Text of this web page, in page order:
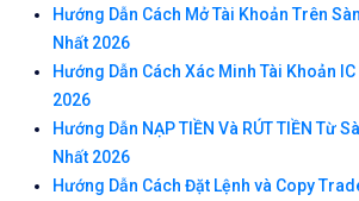
Hướng Dẫn Cách Mở Tài Khoản Trên
Nhất 2026
Hướng Dẫn Cách Xác Minh Tài Khoản
2026
Hướng Dẫn NẠP TIỀN Và RÚT TIỀN Từ
Nhất 2026
Hướng Dẫn Cách Đặt Lệnh và Copy